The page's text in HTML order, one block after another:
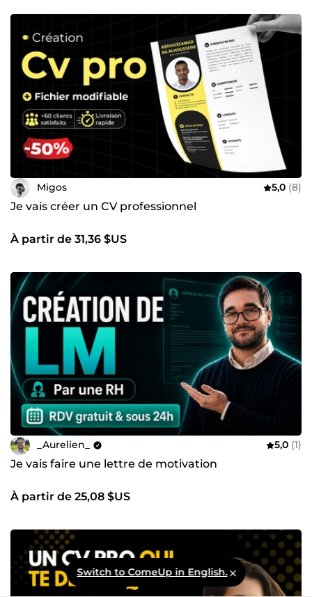
Migos 5,0 (8)
Je vais créer un CV professionnel
À partir de 31,36 $US
_Aurelien_ 5,0 (1)
Je vais faire une lettre de motivation
À partir de 25,08 $US
Switch to ComeUp in English.